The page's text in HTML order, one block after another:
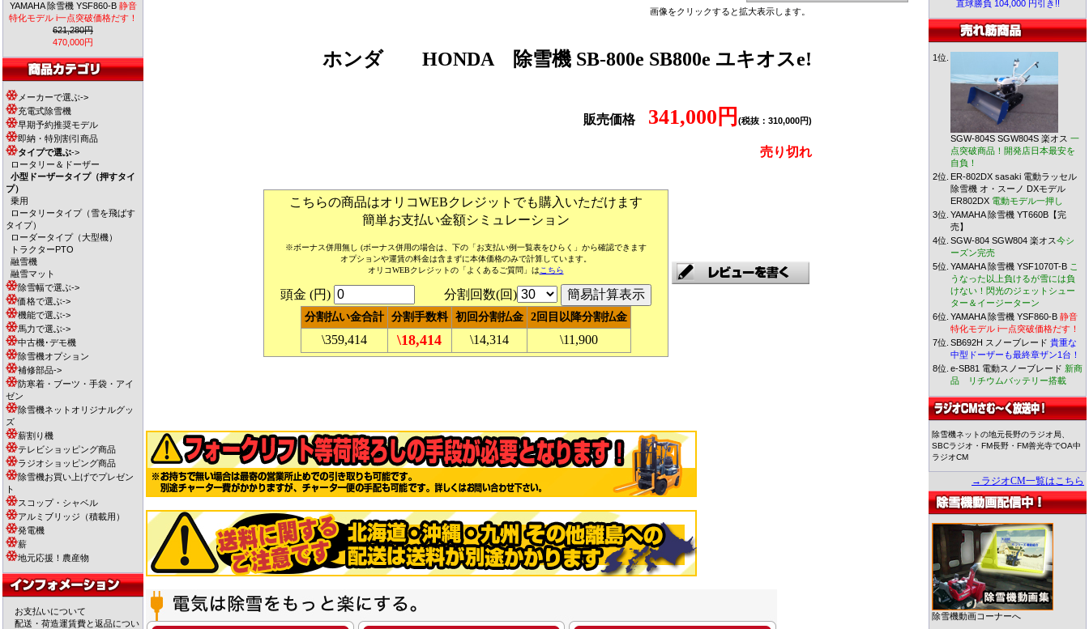
YAMAHA 除雪機 YSF860-B 静音
特化モデル i一点突破価格だす！
621,280円
470,000円
メーカーで選ぶ->
充電式除雪機
早期予約推奨モデル
即納・特別割引商品
タイプで選ぶ->
ロータリー＆ドーザー
小型ドーザータイプ（押すタイ
プ）
乗用
ロータリータイプ（雪を飛ばす
タイプ）
ローダータイプ（大型機）
トラクターPTO
融雪機
融雪マット
除雪幅で選ぶ->
価格で選ぶ->
機能で選ぶ->
馬力で選ぶ->
中古機･デモ機
除雪機オプション
補修部品->
防寒着・ブーツ・手袋・アイ
ゼン
除雪機ネットオリジナルグッ
ズ
薪割り機
テレビショッピング商品
ラジオショッピング商品
除雪機お買い上げでプレゼン
ト
スコップ・シャベル
アルミブリッジ（積載用）
発電機
薪
地元応援！農産物
お支払いについて
配送・荷造運賃費と返品につい
画像をクリックすると拡大表示します。
ホンダ HONDA 除雪機 SB-800e SB800e ユキオスe!
販売価格 341,000円 (税抜：310,000円)
売り切れ
こちらの商品はオリコWEBクレジットでも購入いただけます
簡単お支払い金額シミュレーション
※ボーナス併用無し (ボーナス併用の場合は、下の「お支払い例一覧表をひらく」から確認できます
オプションや運賃の料金は含まずに本体価格のみで計算しています。
オリコWEBクレジットの「よくあるご質問」はこちら
頭金 (円) 分割回数(回)
分割払い金合計 分割手数料 初回分割払金 2回目以降分割払金
\359,414 \18,414 \14,314 \11,900
直球勝負 104,000 円引き!!
1位.
SGW-804S SGW804S 楽オス 一
点突破商品！開発店日本最安を
自負！
2位. ER-802DX sasaki 電動ラッセル
除雪機 オ・スーノ DXモデル
ER802DX 電動モデル一押し
3位. YAMAHA 除雪機 YT660B【完
売】
4位. SGW-804 SGW804 楽オス今シ
ーズン完売
5位. YAMAHA 除雪機 YSF1070T-B こ
うなった以上負けるが雪には負
けない！閃光のジェットシュー
ター＆イージーターン
6位. YAMAHA 除雪機 YSF860-B 静音
特化モデル i一点突破価格だす！
7位. SB692H スノーブレード 貴重な
中型ドーザーも最終章ザン1台！
8位. e-SB81 電動スノーブレード 新商
品 リチウムバッテリー搭載
除雪機ネットの地元長野のラジオ局、
SBCラジオ・FM長野・FM善光寺でOA中
ラジオCM
→ラジオCM一覧はこちら
除雪機動画コーナーへ